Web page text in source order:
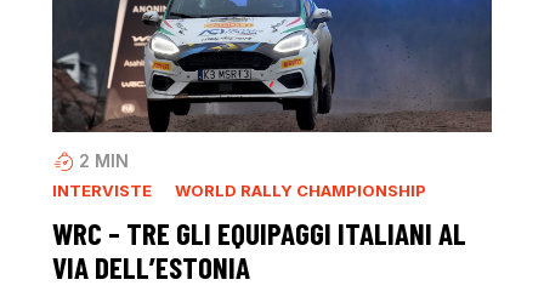
2 MIN
INTERVISTE WORLD RALLY CHAMPIONSHIP
WRC – TRE GLI EQUIPAGGI ITALIANI AL
VIA DELL’ESTONIA